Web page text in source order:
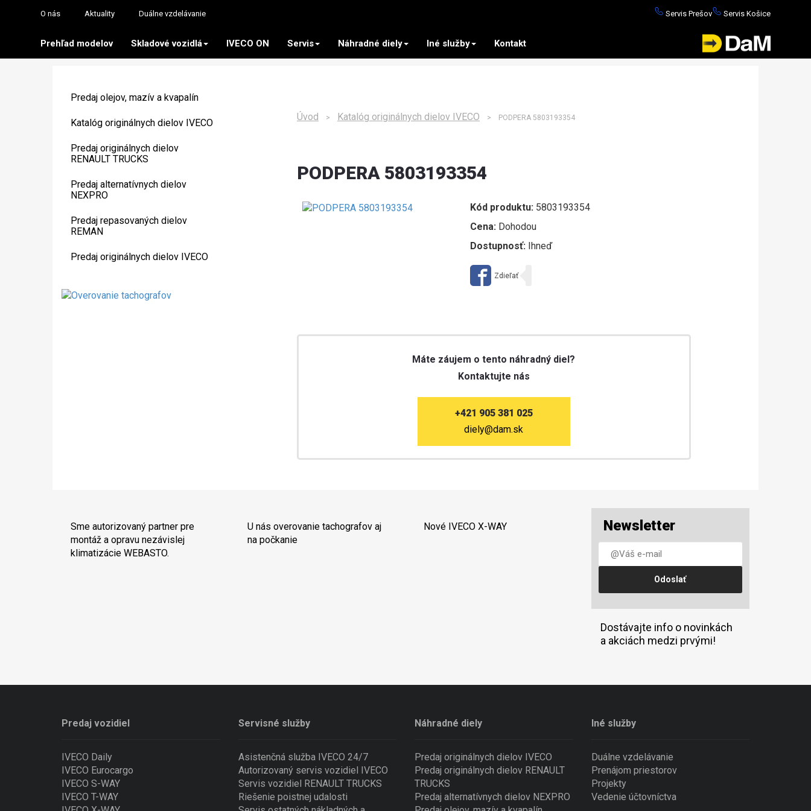
O nás Aktuality Duálne vzdelávanie Servis Prešov Servis Košice
Prehľad modelov Skladové vozidlá IVECO ON Servis Náhradné diely Iné služby Kontakt
Predaj olejov, mazív a kvapalín
Katalóg originálnych dielov IVECO
Predaj originálnych dielov
RENAULT TRUCKS
Predaj alternatívnych dielov
NEXPRO
Predaj repasovaných dielov
REMAN
Predaj originálnych dielov IVECO
Úvod > Katalóg originálnych dielov IVECO > PODPERA 5803193354
PODPERA 5803193354
Kód produktu:5803193354
Cena:Dohodou
Dostupnosť:Ihneď
Máte záujem o tento náhradný diel?
Kontaktujte nás
+421 905 381 025
diely@dam.sk
Sme autorizovaný partner pre
montáž a opravu nezávislej
klimatizácie WEBASTO.
U nás overovanie tachografov aj
na počkanie
Nové IVECO X-WAY Newsletter
Dostávajte info o novinkách
a akciách medzi prvými!
Predaj vozidiel
IVECO Daily
IVECO Eurocargo
IVECO S-WAY
IVECO T-WAY
Servisné služby
Asistenčná služba IVECO 24/7
Autorizovaný servis vozidiel IVECO
Servis vozidiel RENAULT TRUCKS
Riešenie poistnej udalosti
Náhradné diely
Predaj originálnych dielov IVECO
Predaj originálnych dielov RENAULT
TRUCKS
Predaj alternatívnych dielov NEXPRO
Iné služby
Duálne vzdelávanie
Prenájom priestorov
Projekty
Vedenie účtovníctva